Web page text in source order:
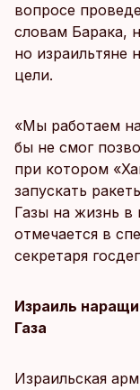
вопросе
словам Барака,
но израильтяне
цели.
«Мы работаем
бы не смог
при котором
запускать
Газы на жизнь в
отмечается в
секретаря
Израиль
Газа
Израильская